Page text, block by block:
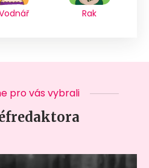
Rak
pro vás vybrali